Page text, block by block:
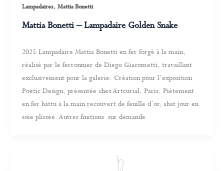
Lampadaires, Mattia Bonetti
Mattia Bonetti – Lampadaire Golden Snake
2025.Lampadaire Mattia Bonetti en fer forgé à la main,
réalisé par le ferronnier de Diego Giacometti, travaillant
exclusivement pour la galerie. Création pour l’exposition
Poetic Design, présentée chez Artcurial, Paris. Piètement
en fer battu à la main recouvert de feuille d’or, abat jour en
soie plissée. Autres finitions sur demande.